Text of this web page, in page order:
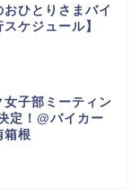
ひとりさまバイ
ケジュール】
子部ミーティン
定！@バイカー
箱根